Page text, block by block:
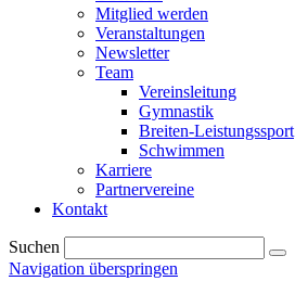
Mitglied werden
Veranstaltungen
Newsletter
Team
Vereinsleitung
Gymnastik
Breiten-Leistungssport
Schwimmen
Karriere
Partnervereine
Kontakt
Suchen
Navigation überspringen